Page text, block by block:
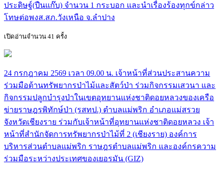
ประดิษฐ์(ปืนแก๊บ) จำนวน 1 กระบอก และนำเรื่องร้องทุกข์กล่าว
โทษต่อพงส.สภ.วังเหนือ จ.ลำปาง
เปิดอ่านจำนวน 41 ครั้ง
24 กรกฎาคม 2569 เวลา 09.00 น. เจ้าหน้าที่ส่วนประสานความ
ร่วมมือด้านทรัพยากรป่าไม้และสัตว์ป่า ร่วมกิจกรรมเสวนา และ
กิจกรรมปลูกบำรุงป่าในเขตอุทยานแห่งชาติดอยหลวงของเครือ
ข่ายราษฎรพิทักษ์ป่า (รสทป.) ตำบลแม่พริก อำเภอแม่สรวย
จังหวัดเชียงราย ร่วมกับเจ้าหน้าที่อุทยานแห่งชาติดอยหลวง เจ้า
หน้าที่สำนักจัดการทรัพยากรป่าไม้ที่ 2 (เชียงราย) องค์การ
บริหารส่วนตำบลแม่พริก ราษฎรตำบลแม่พริก และองค์กรความ
ร่วมมือระหว่างประเทศของเยอรมัน (GIZ)